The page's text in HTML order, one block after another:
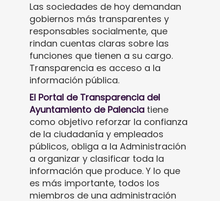
Las sociedades de hoy demandan
gobiernos más transparentes y
responsables socialmente, que
rindan cuentas claras sobre las
funciones que tienen a su cargo.
Transparencia es acceso a la
información pública.
El Portal de Transparencia del
Ayuntamiento de Palencia tiene
como objetivo reforzar la confianza
de la ciudadanía y empleados
públicos, obliga a la Administración
a organizar y clasificar toda la
información que produce. Y lo que
es más importante, todos los
miembros de una administración